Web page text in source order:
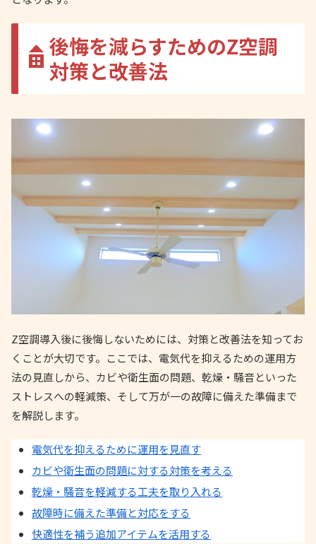
後悔を減らすためのZ空調
対策と改善法
Z空調導入後に後悔しないためには、対策と改善法を知ってお
くことが大切です。ここでは、電気代を抑えるための運用方
法の見直しから、カビや衛生面の問題、乾燥・騒音といった
ストレスへの軽減策、そして万が一の故障に備えた準備まで
を解説します。
電気代を抑えるために運用を見直す
カビや衛生面の問題に対する対策を考える
乾燥・騒音を軽減する工夫を取り入れる
故障時に備えた準備と対応をする
快適性を補う追加アイテムを活用する